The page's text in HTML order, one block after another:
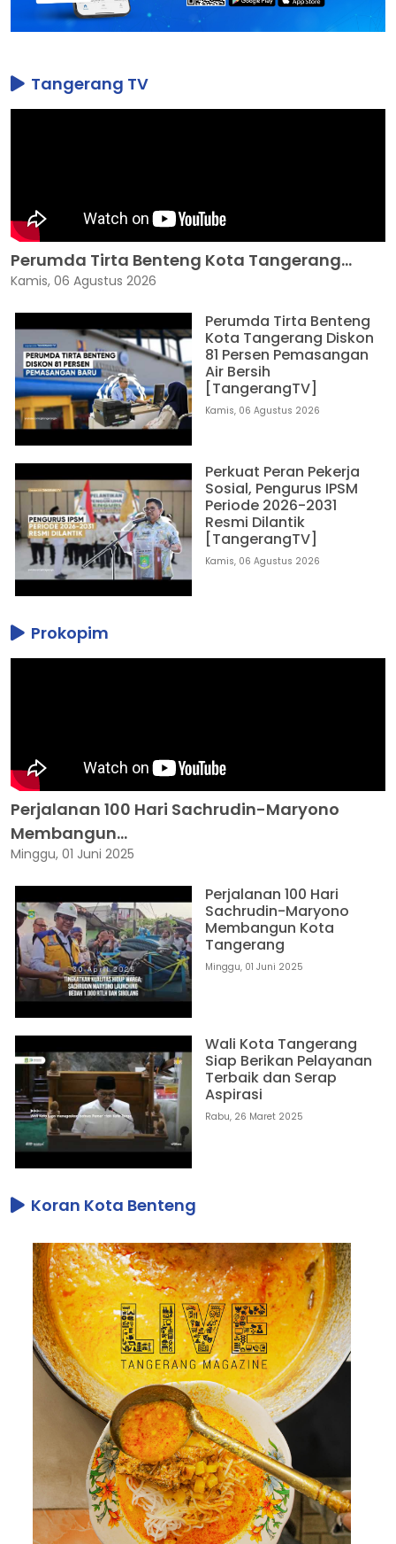
Tangerang TV
Perumda Tirta Benteng Kota Tangerang...
Kamis, 06 Agustus 2026
Perumda Tirta Benteng
Kota Tangerang Diskon
81 Persen Pemasangan
Air Bersih
[TangerangTV]
Kamis, 06 Agustus 2026
Perkuat Peran Pekerja
Sosial, Pengurus IPSM
Periode 2026-2031
Resmi Dilantik
[TangerangTV]
Kamis, 06 Agustus 2026
Prokopim
Perjalanan 100 Hari Sachrudin-Maryono
Membangun...
Minggu, 01 Juni 2025
Perjalanan 100 Hari
Sachrudin-Maryono
Membangun Kota
Tangerang
Minggu, 01 Juni 2025
Wali Kota Tangerang
Siap Berikan Pelayanan
Terbaik dan Serap
Aspirasi
Rabu, 26 Maret 2025
Koran Kota Benteng